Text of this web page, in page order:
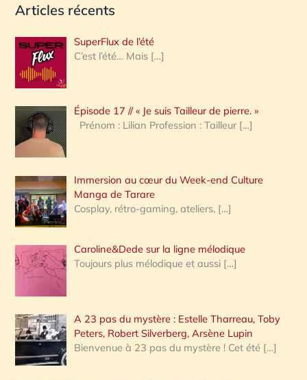
c
e
r
c
h
e
:
Articles récents
SuperFlux de l’été
C’est l’été… Mais […]
Épisode 17 // « Je suis Tailleur de pierre. »
Prénom : Lilian Profession : Tailleur […]
Immersion au cœur du Week-end Culture
Manga de Tarare
Cosplay, rétro-gaming, ateliers, […]
Caroline&Dede sur la ligne mélodique
Toujours plus mélodique et aussi […]
A 23 pas du mystère : Estelle Tharreau, Toby
Peters, Robert Silverberg, Arsène Lupin
Bienvenue à 23 pas du mystère ! Cet été […]